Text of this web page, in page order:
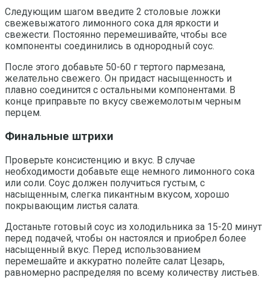
Следующим шагом введите 2 столовые ложки
свежевыжатого лимонного сока для яркости и
свежести. Постоянно перемешивайте, чтобы все
компоненты соединились в однородный соус.
После этого добавьте 50-60 г тертого пармезана,
желательно свежего. Он придаст насыщенность и
плавно соединится с остальными компонентами. В
конце приправьте по вкусу свежемолотым черным
перцем.
Финальные штрихи
Проверьте консистенцию и вкус. В случае
необходимости добавьте еще немного лимонного сока
или соли. Соус должен получиться густым, с
насыщенным, слегка пикантным вкусом, хорошо
покрывающим листья салата.
Достаньте готовый соус из холодильника за 15-20 минут
перед подачей, чтобы он настоялся и приобрел более
насыщенный вкус. Перед использованием
перемешайте и аккуратно полейте салат Цезарь,
равномерно распределяя по всему количеству листьев.